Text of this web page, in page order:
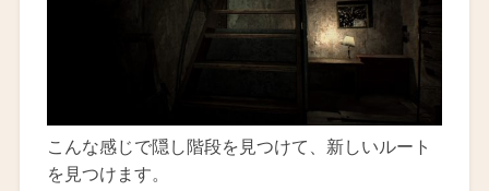
こんな感じで隠し階段を見つけて、新しいルート
を見つけます。